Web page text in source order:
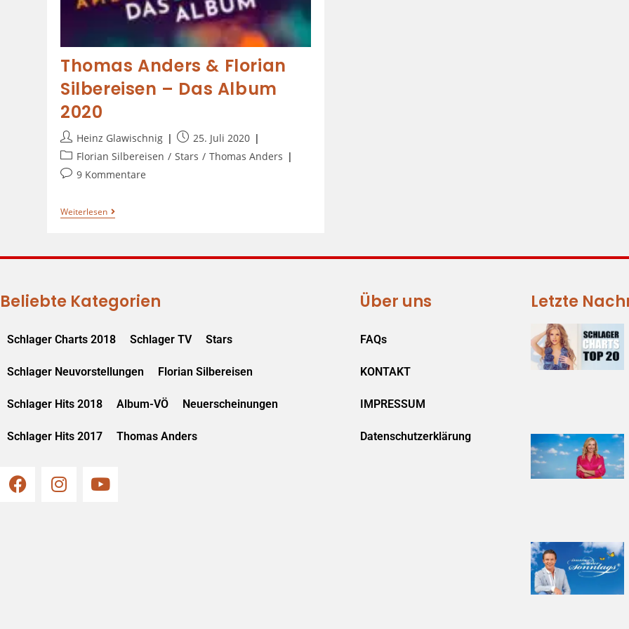
Thomas Anders & Florian
Silbereisen – Das Album
2020
Heinz Glawischnig
25. Juli 2020
Florian Silbereisen / Stars / Thomas Anders
9 Kommentare
Weiterlesen
Beliebte Kategorien
Schlager Charts 2018 Schlager TV Stars
Schlager Neuvorstellungen Florian Silbereisen
Schlager Hits 2018 Album-VÖ Neuerscheinungen
Schlager Hits 2017 Thomas Anders
Über uns
FAQs
KONTAKT
IMPRESSUM
Datenschutzerklärung
Letzte